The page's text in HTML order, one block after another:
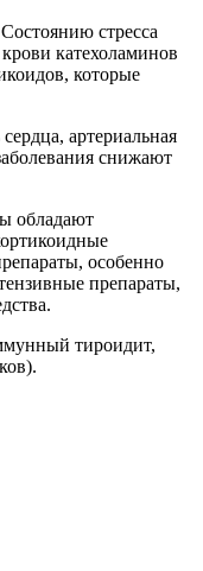
стресса
катехоламинов
которые
артериальная
снижают
обладают
особенно
препараты,
тироидит,